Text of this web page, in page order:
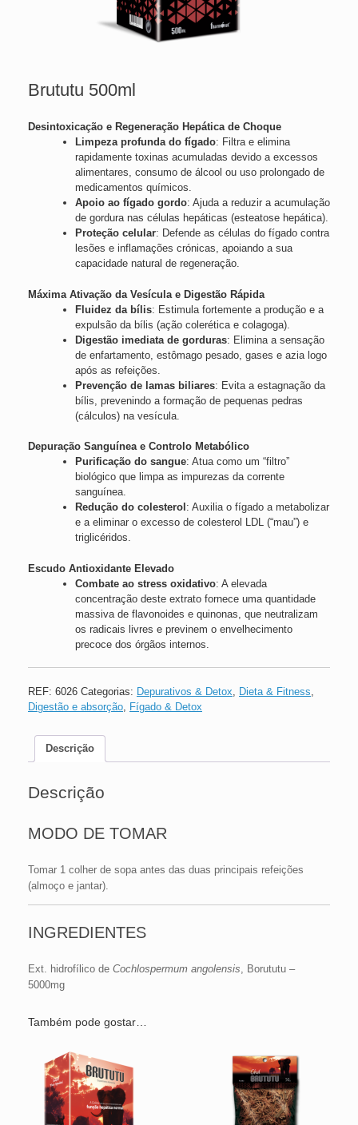
Brututu 500ml
Desintoxicação e Regeneração Hepática de Choque
Limpeza profunda do fígado: Filtra e elimina
rapidamente toxinas acumuladas devido a excessos
alimentares, consumo de álcool ou uso prolongado de
medicamentos químicos.
Apoio ao fígado gordo: Ajuda a reduzir a acumulação
de gordura nas células hepáticas (esteatose hepática).
Proteção celular: Defende as células do fígado contra
lesões e inflamações crónicas, apoiando a sua
capacidade natural de regeneração.
Máxima Ativação da Vesícula e Digestão Rápida
Fluidez da bílis: Estimula fortemente a produção e a
expulsão da bílis (ação colerética e colagoga).
Digestão imediata de gorduras: Elimina a sensação
de enfartamento, estômago pesado, gases e azia logo
após as refeições.
Prevenção de lamas biliares: Evita a estagnação da
bílis, prevenindo a formação de pequenas pedras
(cálculos) na vesícula.
Depuração Sanguínea e Controlo Metabólico
Purificação do sangue: Atua como um “filtro”
biológico que limpa as impurezas da corrente
sanguínea.
Redução do colesterol : Auxilia o fígado a metabolizar
e a eliminar o excesso de colesterol LDL (“mau”) e
triglicéridos.
Escudo Antioxidante Elevado
Combate ao stress oxidativo: A elevada
concentração deste extrato fornece uma quantidade
massiva de flavonoides e quinonas, que neutralizam
os radicais livres e previnem o envelhecimento
precoce dos órgãos internos.
REF: 6026 Categorias: Depurativos & Detox Dieta & Fitness
Digestão e absorção Fígado & Detox
Descrição
Descrição
MODO DE TOMAR
Tomar 1 colher de sopa antes das duas principais refeições
(almoço e jantar).
INGREDIENTES
Ext. hidrofílico de Cochlospermum angolensis , Borututu –
5000mg
Também pode gostar…